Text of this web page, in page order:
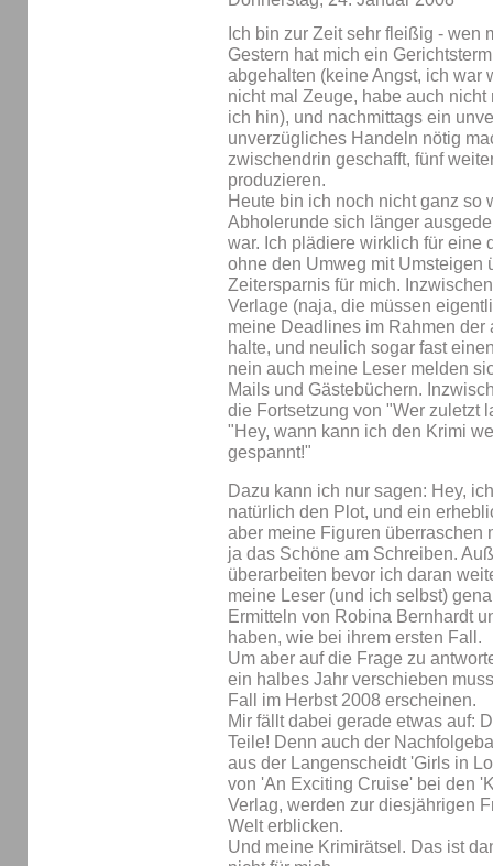
Ich bin zur Zeit sehr fleißig - wen
Gestern hat mich ein
abgehalten (keine Angst, ich war
nicht mal Zeuge, habe auch
ich hin), und nachmittags ein
unverzügliches Handeln nötig
zwischendrin geschafft, fünf
produzieren.
Heute bin ich noch nicht ganz so
Abholerunde sich länger
war. Ich plädiere wirklich für eine
ohne den Umweg mit Umsteigen
Zeitersparnis für mich.
Verlage (naja, die müssen
meine Deadlines im Rahmen
halte, und neulich sogar fast
nein auch meine Leser melden
Mails und Gästebüchern.
die Fortsetzung von "Wer zuletzt
"Hey, wann kann ich den Krimi
gespannt!"
Dazu kann ich nur sagen: Hey,
natürlich den Plot, und ein
aber meine Figuren überraschen
ja das Schöne am Schreiben.
überarbeiten bevor ich daran
meine Leser (und ich selbst)
Ermitteln von Robina Bernhardt
haben, wie bei ihrem ersten Fall.
Um aber auf die Frage zu
ein halbes Jahr verschieben
Fall im Herbst 2008 erscheinen.
Mir fällt dabei gerade etwas auf:
Teile! Denn auch der
aus der Langenscheidt 'Girls in
von 'An Exciting Cruise' bei den
Verlag, werden zur diesjährigen
Welt erblicken.
Und meine Krimirätsel. Das ist